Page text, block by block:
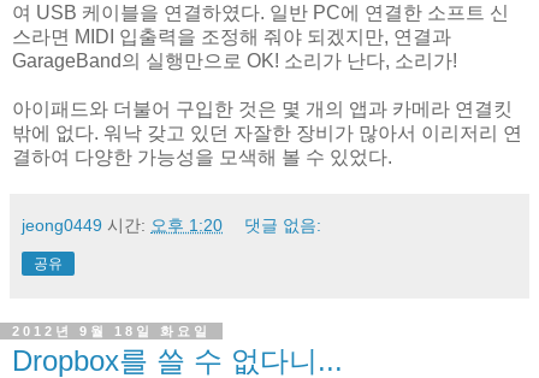
여 USB 케이블을 연결하였다. 일반 PC에 연결한 소프트 신
스라면 MIDI 입출력을 조정해 줘야 되겠지만, 연결과
GarageBand의 실행만으로 OK! 소리가 난다, 소리가!
아이패드와 더불어 구입한 것은 몇 개의 앱과 카메라 연결킷
밖에 없다. 워낙 갖고 있던 자잘한 장비가 많아서 이리저리 연
결하여 다양한 가능성을 모색해 볼 수 있었다.
jeong0449 시간: 오후 1:20 댓글 없음:
공유
2012년 9월 18일 화요일
Dropbox를 쓸 수 없다니...